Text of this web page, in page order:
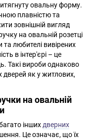
овальну форму.
плавністю та
зовнішній вигляд
на овальній розетці
любителі вивірених
в інтер'єрі – це
Такі вироби однаково
дверей як у житлових,
на овальній
інших дверних
Це означає, що їх